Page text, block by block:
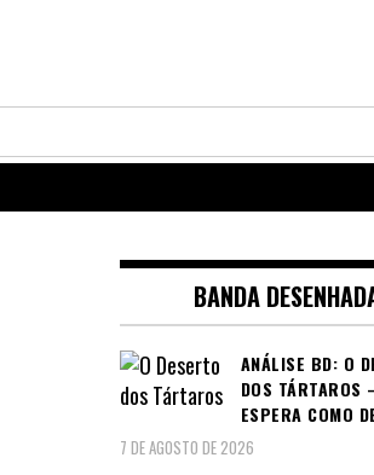
BANDA
ANÁLISE BD: O
DOS TÁRTAROS
ESPERA COMO
7 DE AGOSTO DE 2026